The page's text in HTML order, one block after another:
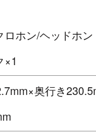
ロホン/ヘッドホ
×1
奥行き